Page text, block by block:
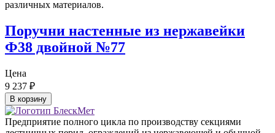
Поручни настенные из нержавейки
Ф38 двойной №77
Цена
9 237 ₽
В корзину
Предприятие полного цикла по производству секциями